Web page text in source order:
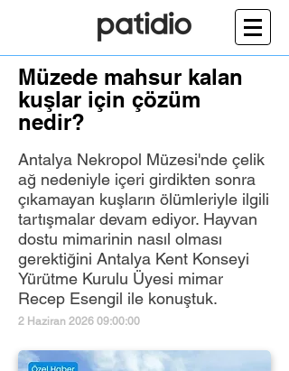
Müzede mahsur kalan
kuşlar için çözüm
nedir?
Antalya Nekropol Müzesi'nde çelik
ağ nedeniyle içeri girdikten sonra
çıkamayan kuşların ölümleriyle ilgili
tartışmalar devam ediyor. Hayvan
dostu mimarinin nasıl olması
gerektiğini Antalya Kent Konseyi
Yürütme Kurulu Üyesi mimar
Recep Esengil ile konuştuk.
2 Haziran 2026 09:00:00